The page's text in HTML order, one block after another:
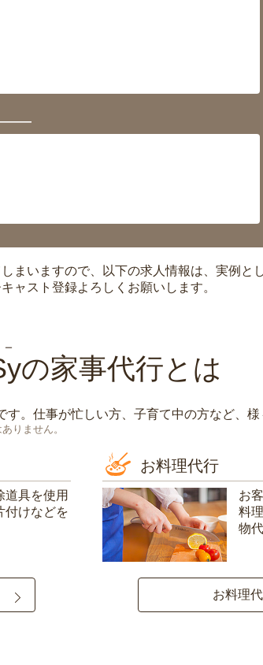
———
まいますので、以下の求人情報は、実例と
ャスト登録よろしくお願いします。
の家事代行とは
す。仕事が忙しい方、子育て中の方など、
りません。
道具を使用
付けなどを
お料理代行
お
料
物
お料理